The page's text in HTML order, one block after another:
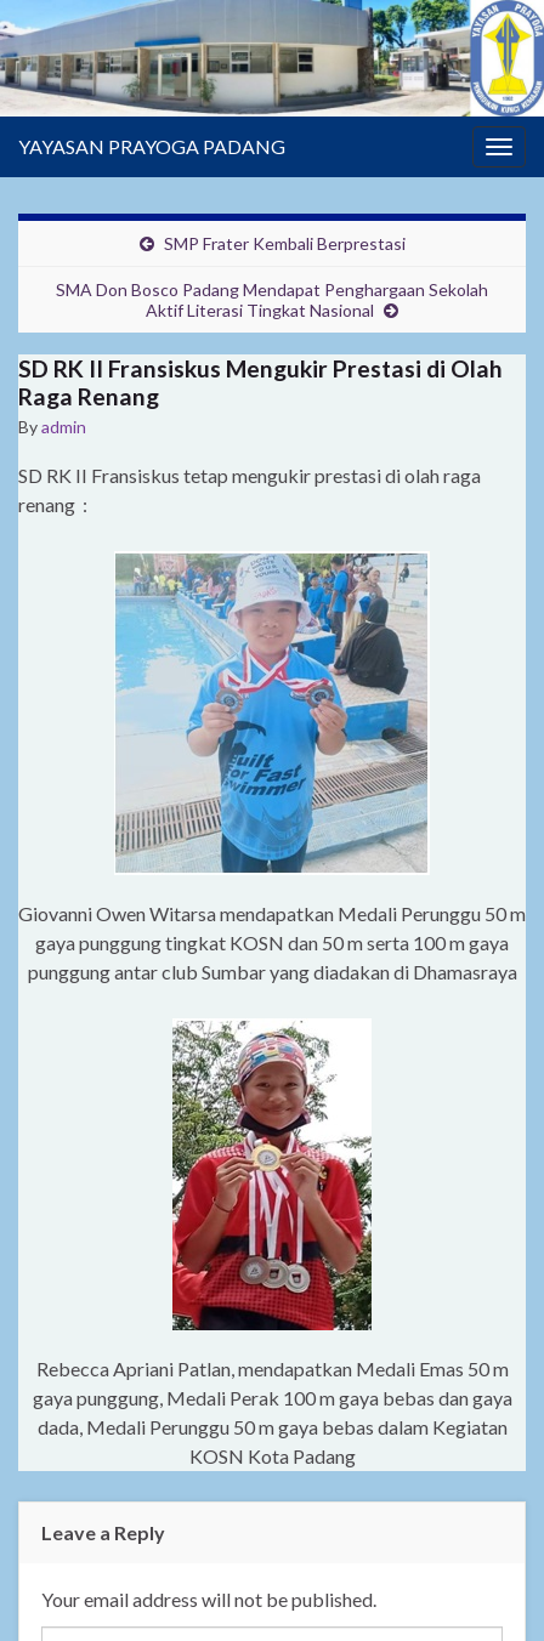
YAYASAN PRAYOGA PADANG
SMP Frater Kembali Berprestasi
SMA Don Bosco Padang Mendapat Penghargaan Sekolah
Aktif Literasi Tingkat Nasional
SD RK II Fransiskus Mengukir Prestasi di Olah
Raga Renang
Byadmin
SD RK II Fransiskus tetap mengukir prestasi di olah raga
renang :
Giovanni Owen Witarsa mendapatkan Medali Perunggu 50 m
gaya punggung tingkat KOSN dan 50 m serta 100 m gaya
punggung antar club Sumbar yang diadakan di Dhamasraya
Rebecca Apriani Patlan, mendapatkan Medali Emas 50 m
gaya punggung, Medali Perak 100 m gaya bebas dan gaya
dada, Medali Perunggu 50 m gaya bebas dalam Kegiatan
KOSN Kota Padang
Leave a Reply
Your email address will not be published.